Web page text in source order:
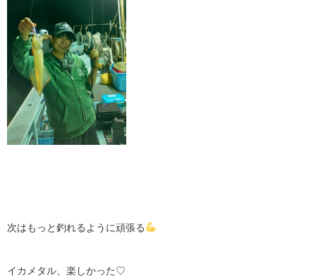
次はもっと釣れるように頑張る
イカメタル、楽しかった♡